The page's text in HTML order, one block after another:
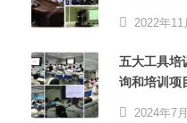
2022年11
五大工具培
询和培训项
2024年7